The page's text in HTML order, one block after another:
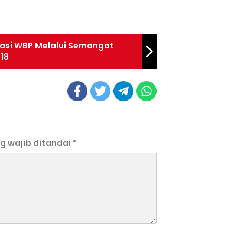
WBP Melalui Semangat
wajib ditandai *